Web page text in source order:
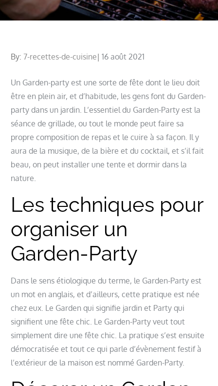
By: 7-recettes-de-cuisine Posted
16 août 2021
Un Garden-party est une sorte de fête dont le lieu doit
être en plein air, et d’habitude, les gens font du Garden-
party dans un jardin. L’essentiel du Garden-Party est la
séance de grillade, ou tout le monde peut faire sa
propre composition de repas et le cuire à sa façon. Il y
aura de la musique, de la bière et du cocktail, et s’il fait
beau, on peut installer une tente et dormir dans la
nature.
Les techniques pour
organiser un
Garden-Party
Dans le sens étiologique du terme, le Garden-Party est
un mot en anglais, et d’ailleurs, cette pratique est née
chez eux. Le Garden qui signifie jardin et Party qui
signifient une fête chic. Le Garden-Party veut tout
simplement dire une fête chic. La pratique s’est ensuite
démocratisée et tout ce qui parle d’évènement festif à
l’extérieur de la maison est nommé Garden-Party.